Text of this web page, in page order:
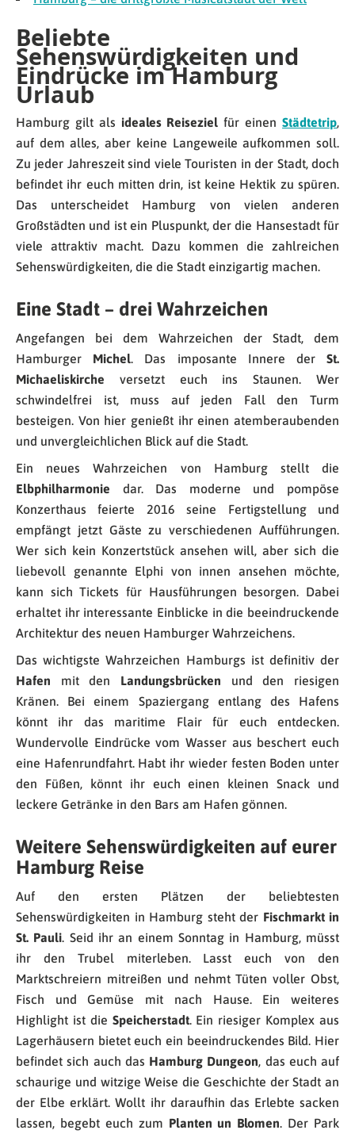
Beliebte
Sehenswürdigkeiten und
Eindrücke im Hamburg
Urlaub
Hamburg gilt als ideales Reiseziel für einenStädtetrip,
auf dem alles, aber keine Langeweile aufkommen soll.
Zu jeder Jahreszeit sind viele Touristen in der Stadt, doch
befindet ihr euch mitten drin, ist keine Hektik zu spüren.
Das unterscheidet Hamburg von vielen anderen
Großstädten und ist ein Pluspunkt, der die Hansestadt für
viele attraktiv macht. Dazu kommen die zahlreichen
Sehenswürdigkeiten, die die Stadt einzigartig machen.
Eine Stadt – drei Wahrzeichen
Angefangen bei dem Wahrzeichen der Stadt, dem
Hamburger Michel. Das imposante Innere derSt.
Michaeliskirche versetzt euch ins Staunen. Wer
schwindelfrei ist, muss auf jeden Fall den Turm
besteigen. Von hier genießt ihr einen atemberaubenden
und unvergleichlichen Blick auf die Stadt.
Ein neues Wahrzeichen von Hamburg stellt die
Elbphilharmonie dar. Das moderne und pompöse
Konzerthaus feierte 2016 seine Fertigstellung und
empfängt jetzt Gäste zu verschiedenen Aufführungen.
Wer sich kein Konzertstück ansehen will, aber sich die
liebevoll genannte Elphi von innen ansehen möchte,
kann sich Tickets für Hausführungen besorgen. Dabei
erhaltet ihr interessante Einblicke in die beeindruckende
Architektur des neuen Hamburger Wahrzeichens.
Das wichtigste Wahrzeichen Hamburgs ist definitiv der
Hafen mit den Landungsbrücken und den riesigen
Kränen. Bei einem Spaziergang entlang des Hafens
könnt ihr das maritime Flair für euch entdecken.
Wundervolle Eindrücke vom Wasser aus beschert euch
eine Hafenrundfahrt. Habt ihr wieder festen Boden unter
den Füßen, könnt ihr euch einen kleinen Snack und
leckere Getränke in den Bars am Hafen gönnen.
Weitere Sehenswürdigkeiten auf eurer
Hamburg Reise
Auf den ersten Plätzen der beliebtesten
Sehenswürdigkeiten in Hamburg steht der Fischmarkt in
St. Pauli. Seid ihr an einem Sonntag in Hamburg, müsst
ihr den Trubel miterleben. Lasst euch von den
Marktschreiern mitreißen und nehmt Tüten voller Obst,
Fisch und Gemüse mit nach Hause. Ein weiteres
Highlight ist die Speicherstadt. Ein riesiger Komplex aus
Lagerhäusern bietet euch ein beeindruckendes Bild. Hier
befindet sich auch das Hamburg Dungeon, das euch auf
schaurige und witzige Weise die Geschichte der Stadt an
der Elbe erklärt. Wollt ihr daraufhin das Erlebte sacken
lassen, begebt euch zum Planten un Blomen. Der Park